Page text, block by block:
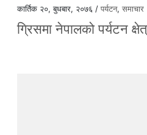
कार्तिक २०, बुधबार, २०७६ /पर्यटन,समाचार
ग्रिसमा नेपालको पर्यटन